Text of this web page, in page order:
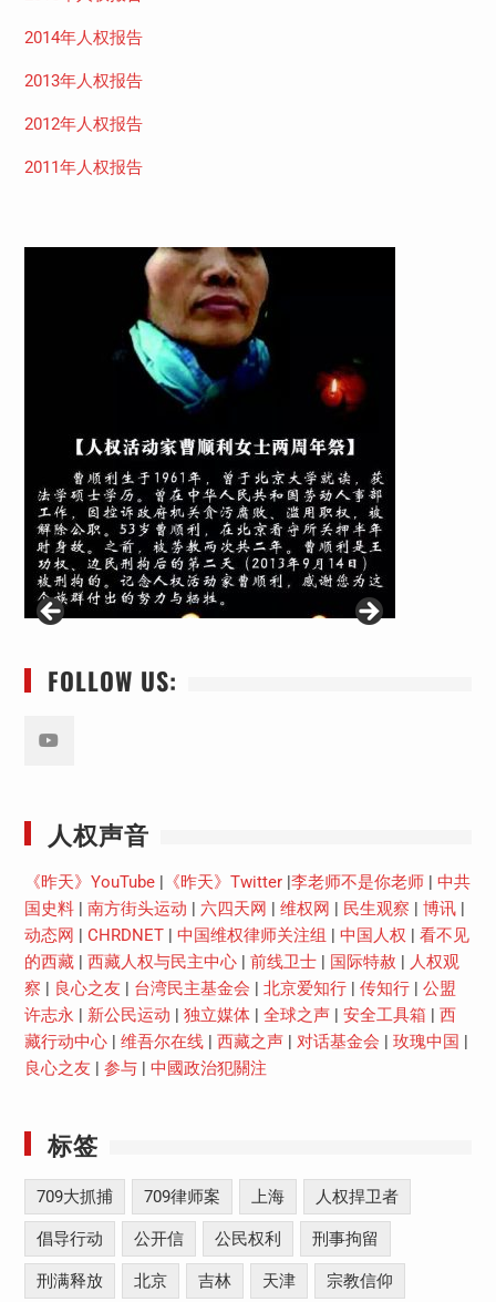
2014年人权报告
2013年人权报告
2012年人权报告
2011年人权报告
FOLLOW US:
人权声音
《昨天》YouTube| 《昨天》Twitter| 李老师不是你老师| 中共
国史料| 南方街头运动 六四天网 维权网 民生观察 博讯|
动态网
CHRDNET| 中国维权律师关注组 中国人权
看不见
的西藏| 西藏人权与民主中心| 前线卫士| 国际特赦
人权观
察
良心之友 台湾民主基金会 北京爱知行| 传知行| 公盟
许志永
新公民运动 独立媒体| 全球之声| 安全工具箱
西
藏行动中心| 维吾尔在线| 西藏之声| 对话基金会 玫瑰中国
良心之友
参与| 中國政治犯關注
标签
709大抓捕 709律师案 上海 人权捍卫者
倡导行动 公开信 公民权利 刑事拘留
刑满释放 北京 吉林 天津 宗教信仰